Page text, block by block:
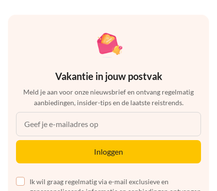
Vakantie in jouw postvak
Meld je aan voor onze nieuwsbrief en ontvang regelmatig
aanbiedingen, insider-tips en de laatste reistrends.
Inloggen
Ik wil graag regelmatig via e-mail exclusieve en